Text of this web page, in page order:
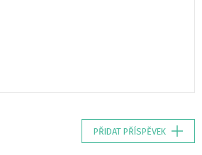
PŘIDAT PŘÍSPĚVEK